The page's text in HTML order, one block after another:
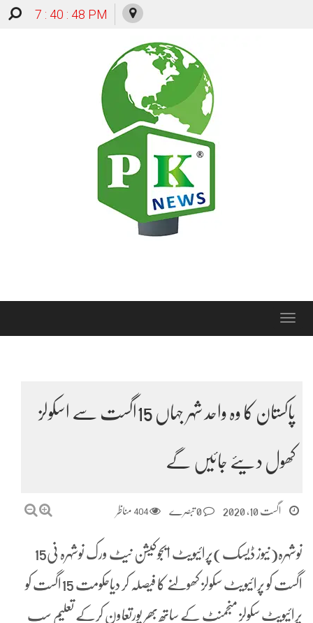
7 : 40 : 49 PM
Toggle
پاکستان کا وہ واحد شہر جہاں 15اگست سے اسکولز
کھول دیئے جائیں گے
اگست 10, 2020 404 مناظر
نوشہرہ(نیوز ڈیسک)پرائیویٹ ایجوکیشن نیٹ ورک نوشہرہ نی15
اگست کو پرائیویٹ سکولز کھولنے کا فیصلہ کر دیاحکومت 15اگست کو
پرائیویٹ سکولز منجمنٹ کے ساتھ بھر پورتعاون کرکے تعلیم سب